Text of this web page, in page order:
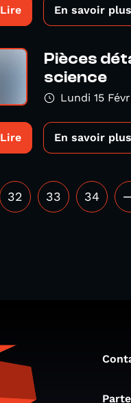
Lire En savoir plus
Pièces
science
Lundi 15
Lire En savoir plus
32 33 34